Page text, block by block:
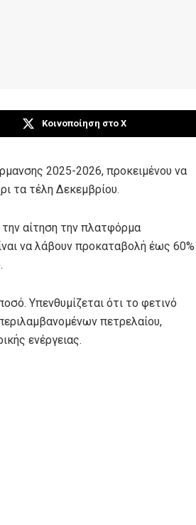
Κοινοποίηση στο X
2025-2026, προκειμένου να
τα τέλη Δεκεμβρίου.
αίτηση την πλατφόρμα
να λάβουν προκαταβολή έως 60%
Υπενθυμίζεται ότι το φετινό
πετρελαίου,
ενέργειας.